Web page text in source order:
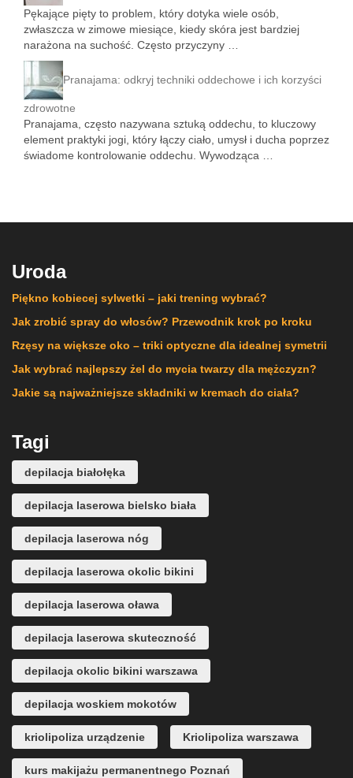
Pękające pięty to problem, który dotyka wiele osób,
zwłaszcza w zimowe miesiące, kiedy skóra jest bardziej
narażona na suchość. Często przyczyny …
Pranajama: odkryj techniki oddechowe i ich korzyści
zdrowotne
Pranajama, często nazywana sztuką oddechu, to kluczowy
element praktyki jogi, który łączy ciało, umysł i ducha poprzez
świadome kontrolowanie oddechu. Wywodząca …
Uroda
Piękno kobiecej sylwetki – jaki trening wybrać?
Jak zrobić spray do włosów? Przewodnik krok po kroku
Rzęsy na większe oko – triki optyczne dla idealnej symetrii
Jak wybrać najlepszy żel do mycia twarzy dla mężczyzn?
Jakie są najważniejsze składniki w kremach do ciała?
Tagi
depilacja białołęka
depilacja laserowa bielsko biała
depilacja laserowa nóg
depilacja laserowa okolic bikini
depilacja laserowa oława
depilacja laserowa skuteczność
depilacja okolic bikini warszawa
depilacja woskiem mokotów
kriolipoliza urządzenie Kriolipoliza warszawa
kurs makijażu permanentnego Poznań